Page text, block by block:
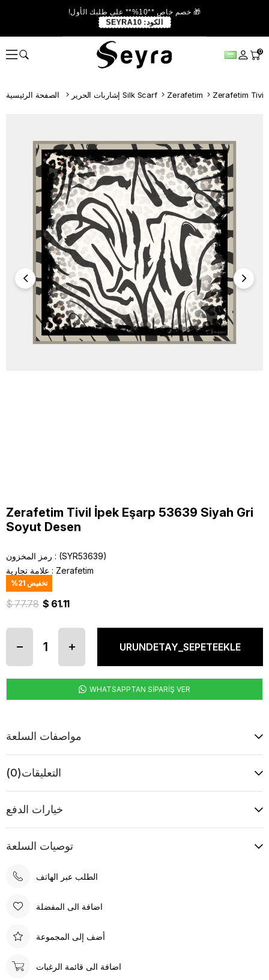
🎁 خصم خاص **10%** على طلبك الأول!
الكود: SEYRA10
0
إشاربات الحرير Silk Scarf Zerafetim Zerafetim Tivil
Zerafetim Tivil İpek Eşarp 53639 Siyah Gri
Soyut Desen
رمز المخزون
(SYR53639)
علامة تجارية : Zerafetim
%21 تخفيض
$ 77.78 $ 61.11
WHATSAPPTAN SİPARİŞ VER
مواصفات السلعة
التعليقات(0)
خيارات الدفع
توصيات السلعة
الطلب عبر الهاتف
اضافة الى المفضلة
أضف إلى المجموعة
اضافة الى قائمة الرغبات